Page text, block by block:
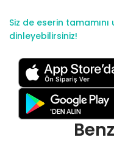
Siz de eserin
dinleyebilirsiniz!